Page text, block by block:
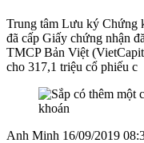
Trung tâm Lưu ký Chứng
đã cấp Giấy chứng nhận
TMCP Bản Việt
cho 317,1 triệu cổ phiếu c
Anh Minh 16/09/2019